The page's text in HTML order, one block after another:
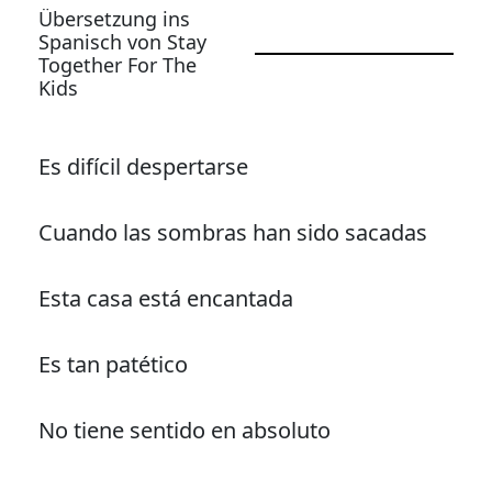
Übersetzung ins
Spanisch von Stay
Together For The
Kids
Es difícil despertarse
Cuando las sombras han sido sacadas
Esta casa está encantada
Es tan patético
No tiene sentido en absoluto